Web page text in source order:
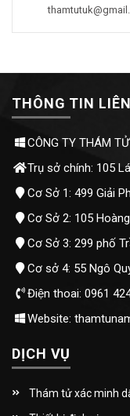
THÔNG TIN
CÔNG TY THÁM
Trụ sở chính: 105
Cơ Sở 1: 499 Giải
Cơ Sở 2: 105
Cơ Sở 3: 299 phố
Cơ sở 4: 55 Ngô
Điện thoai: 0961
Website:
DỊCH VỤ
Thám tử xác minh